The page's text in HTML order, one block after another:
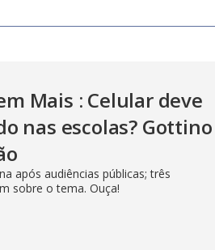
Mais : Celular deve
nas escolas? Gottino
após audiências públicas; três
sobre o tema. Ouça!